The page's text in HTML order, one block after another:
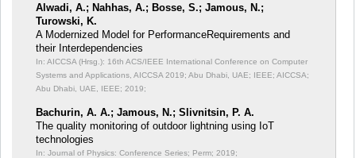
Alwadi, A.; Nahhas, A.; Bosse, S.; Jamous, N.;
Turowski, K.
A Modernized Model for PerformanceRequirements and
their Interdependencies
In: AICCSA (Hrsg.): 16th ACS/IEEE International Conference on Computer
Systems and Applications, AICCSA 2019; Abu Dhabi, UAE; IEEE; AICCSA;
Abu Dhabi, UAE, IEEE; 2019;
Bachurin, A. A.; Jamous, N.; Slivnitsin, P. A.
The quality monitoring of outdoor lightning using IoT
technologies
In: Journal of Physics: Conference Series; Perm; 2019;